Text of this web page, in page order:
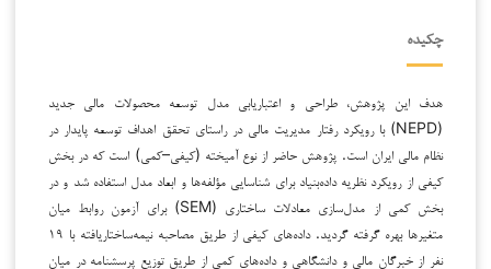
چکیده
هدف این پژوهش، طراحی و اعتباریابی مدل توسعه محصولات مالی جدید
(NEPD) با رویکرد رفتار مدیریت مالی در راستای تحقق اهداف توسعه پایدار در
نظام مالی ایران است. پژوهش حاضر از نوع آمیخته (کیفی–کمی) است که در بخش
کیفی از رویکرد نظریه داده‌بنیاد برای شناسایی مؤلفه‌ها و ابعاد مدل استفاده شد و در
بخش کمی از مدل‌سازی معادلات ساختاری (SEM) برای آزمون روابط میان
متغیرها بهره گرفته گردید. داده‌های کیفی از طریق مصاحبه نیمه‌ساختاریافته با ۱۹
نفر از خبرگان مالی و دانشگاهی و داده‌های کمی از طریق توزیع پرسشنامه در میان